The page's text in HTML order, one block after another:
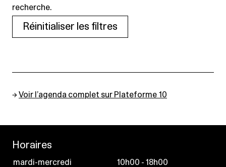
recherche.
Réinitialiser les filtres
→Voir l’agenda complet sur Plateforme 10
Horaires
mardi-mercredi
10h00 - 18h00